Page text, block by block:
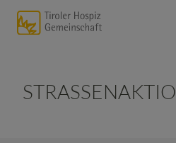
STRASSENAKTION